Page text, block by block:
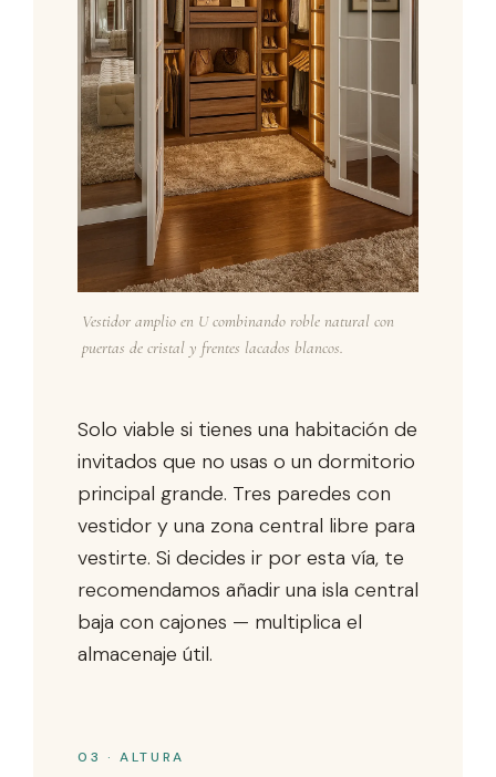
Vestidor amplio en U combinando roble natural con
puertas de cristal y frentes lacados blancos.
Solo viable si tienes una habitación de
invitados que no usas o un dormitorio
principal grande. Tres paredes con
vestidor y una zona central libre para
vestirte. Si decides ir por esta vía, te
recomendamos añadir una isla central
baja con cajones — multiplica el
almacenaje útil.
03 · ALTURA